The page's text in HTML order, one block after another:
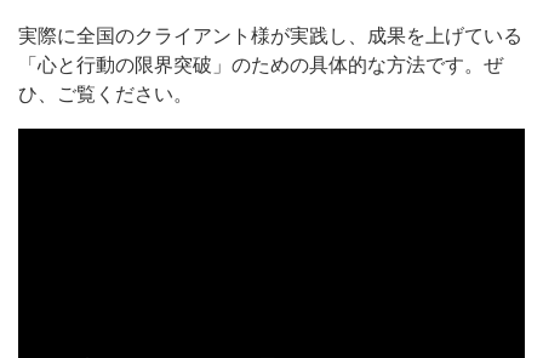
実際に全国のクライアント様が実践し、成果を上げている
「心と行動の限界突破」のための具体的な方法です。ぜ
ひ、ご覧ください。